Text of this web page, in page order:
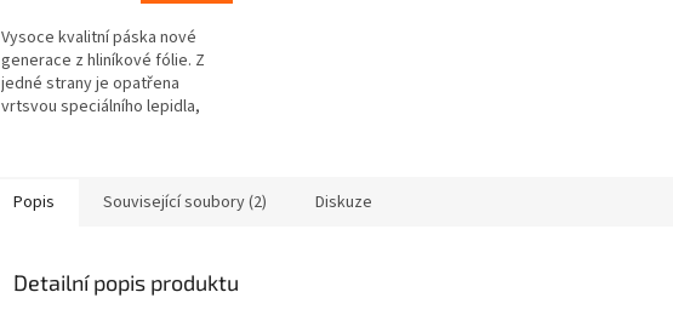
Vysoce kvalitní páska nové
generace z hliníkové fólie. Z
jedné strany je opatřena
vrtsvou speciálního lepidla,
Popis Související soubory (2) Diskuze
Detailní popis produktu